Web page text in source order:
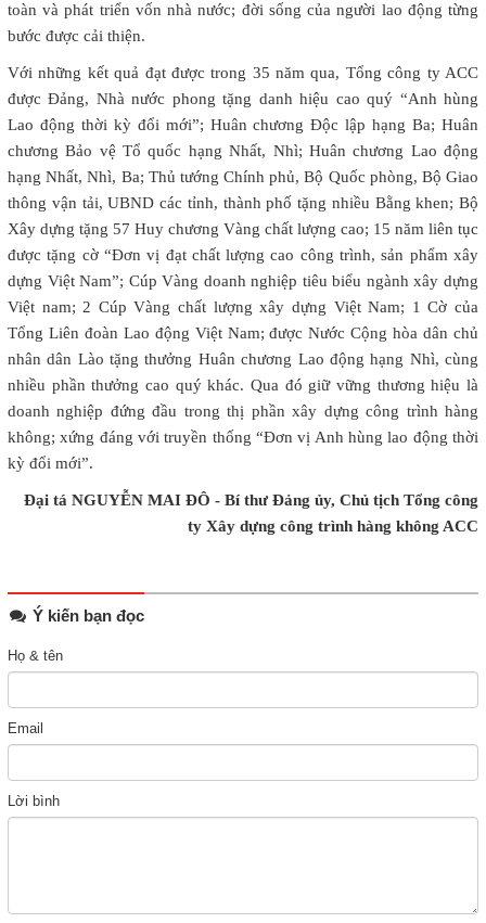
toàn và phát triển vốn nhà nước; đời sống của người lao động từng
bước được cải thiện.
Với những kết quả đạt được trong 35 năm qua, Tổng công ty ACC
được Đảng, Nhà nước phong tặng danh hiệu cao quý “Anh hùng
Lao động thời kỳ đổi mới”; Huân chương Độc lập hạng Ba; Huân
chương Bảo vệ Tổ quốc hạng Nhất, Nhì; Huân chương Lao động
hạng Nhất, Nhì, Ba; Thủ tướng Chính phủ, Bộ Quốc phòng, Bộ Giao
thông vận tải, UBND các tỉnh, thành phố tặng nhiều Bằng khen; Bộ
Xây dựng tặng 57 Huy chương Vàng chất lượng cao; 15 năm liên tục
được tặng cờ “Đơn vị đạt chất lượng cao công trình, sản phẩm xây
dựng Việt Nam”; Cúp Vàng doanh nghiệp tiêu biểu ngành xây dựng
Việt nam; 2 Cúp Vàng chất lượng xây dựng Việt Nam; 1 Cờ của
Tổng Liên đoàn Lao động Việt Nam; được Nước Cộng hòa dân chủ
nhân dân Lào tặng thưởng Huân chương Lao động hạng Nhì, cùng
nhiều phần thưởng cao quý khác. Qua đó giữ vững thương hiệu là
doanh nghiệp đứng đầu trong thị phần xây dựng công trình hàng
không; xứng đáng với truyền thống “Đơn vị Anh hùng lao động thời
kỳ đổi mới”.
Đại tá NGUYỄN MAI ĐÔ - Bí thư Đảng ủy, Chủ tịch Tổng công
ty Xây dựng công trình hàng không ACC
Ý kiến bạn đọc
Họ & tên
Email
Lời bình